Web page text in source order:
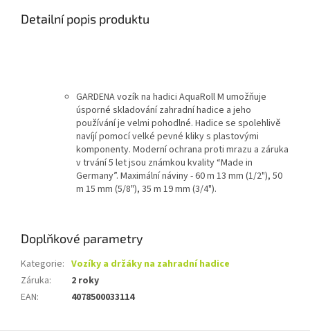
Detailní popis produktu
GARDENA vozík na hadici AquaRoll M umožňuje
úsporné skladování zahradní hadice a jeho
používání je velmi pohodlné. Hadice se spolehlivě
navíjí pomocí velké pevné kliky s plastovými
komponenty. Moderní ochrana proti mrazu a záruka
v trvání 5 let jsou známkou kvality “Made in
Germany”. Maximální náviny - 60 m 13 mm (1/2"), 50
m 15 mm (5/8"), 35 m 19 mm (3/4").
Doplňkové parametry
Kategorie: Vozíky a držáky na zahradní hadice
Záruka:
2 roky
EAN: 4078500033114